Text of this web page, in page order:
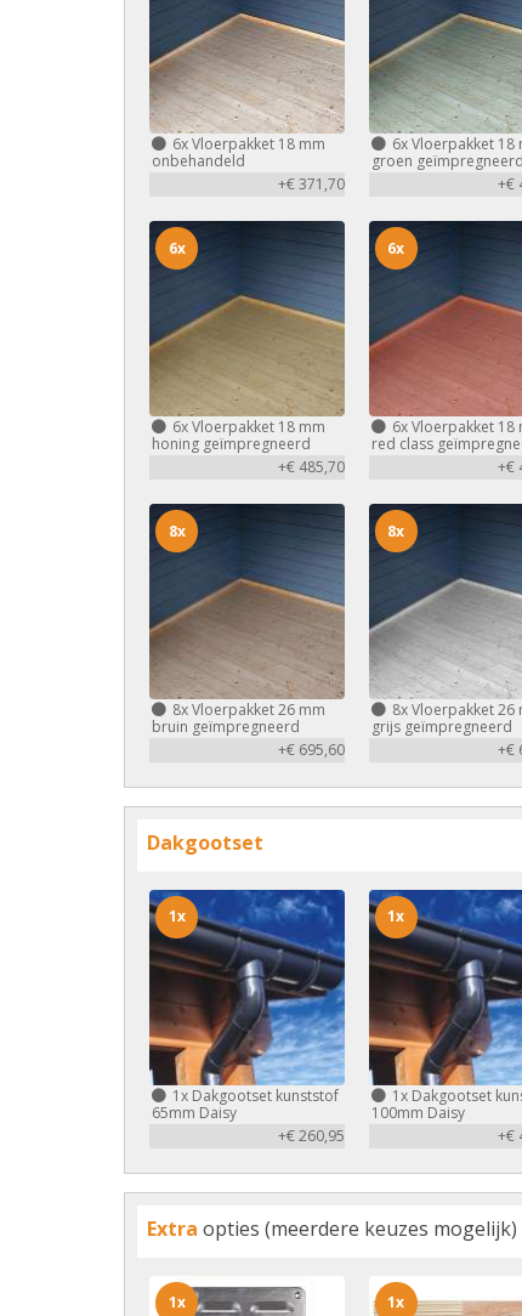
6xVloerpakket 18 mm
onbehandeld
+€ 371,70
6xVloerpakket 18
groen geïmpregneerd
+€
6xVloerpakket 18 mm
honing geïmpregneerd
+€ 485,70
6x
6xVloerpakket 18
red class
+€
6x
8xVloerpakket 26 mm
bruin geïmpregneerd
+€ 695,60
8x
8xVloerpakket 26
grijs geïmpregneerd
+€
8x
Dakgootset
1x Dakgootset kunststof
65mm Daisy
+€ 260,95
1x
1xDakgootset
100mm Daisy
+€
1x
Extra opties (meerdere keuzes mogelijk)
1x 1x